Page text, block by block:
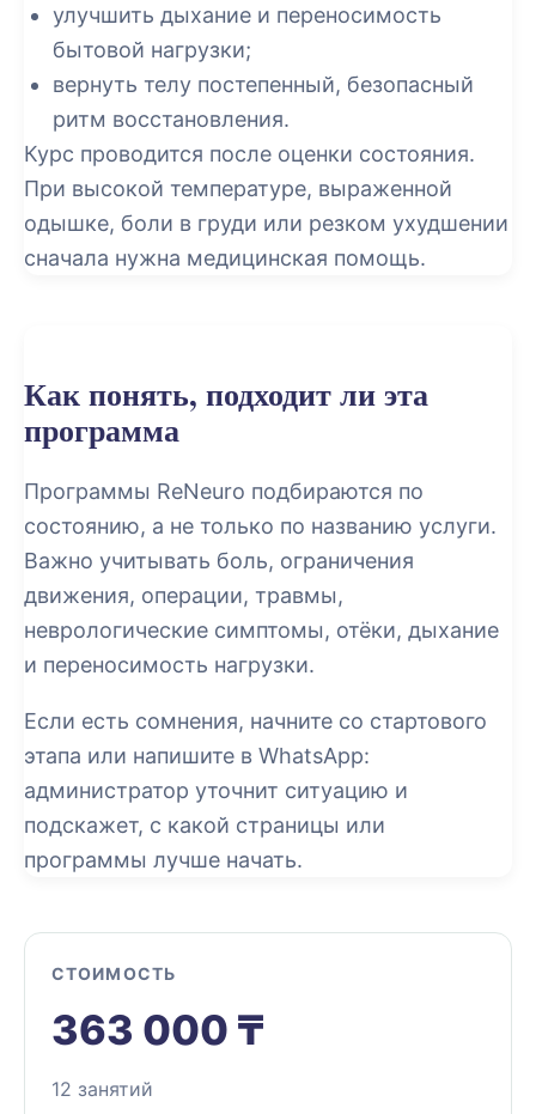
улучшить дыхание и переносимость
бытовой нагрузки;
вернуть телу постепенный, безопасный
ритм восстановления.
Курс проводится после оценки состояния.
При высокой температуре, выраженной
одышке, боли в груди или резком ухудшении
сначала нужна медицинская помощь.
Как понять, подходит ли эта
программа
Программы ReNeuro подбираются по
состоянию, а не только по названию услуги.
Важно учитывать боль, ограничения
движения, операции, травмы,
неврологические симптомы, отёки, дыхание
и переносимость нагрузки.
Если есть сомнения, начните со стартового
этапа или напишите в WhatsApp:
администратор уточнит ситуацию и
подскажет, с какой страницы или
программы лучше начать.
СТОИМОСТЬ
363 000 ₸
12 занятий